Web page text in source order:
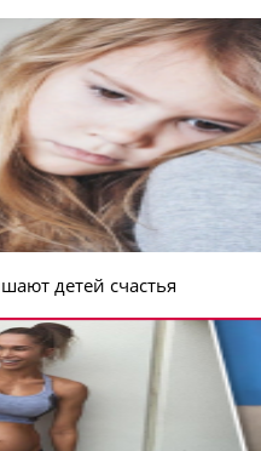
детей счастья